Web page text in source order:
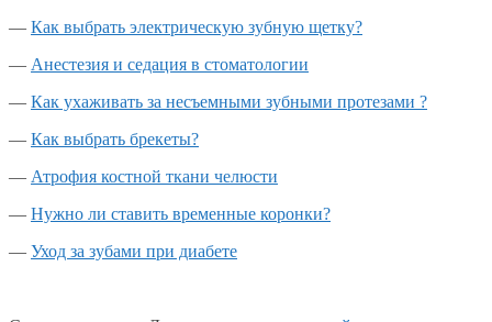
— Как выбрать электрическую зубную щетку?
— Анестезия и седация в стоматологии
— Как ухаживать за несъемными зубными протезами ?
— Как выбрать брекеты?
— Атрофия костной ткани челюсти
— Нужно ли ставить временные коронки?
— Уход за зубами при диабете